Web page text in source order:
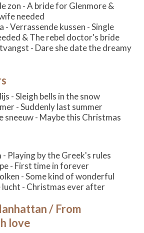
zon - A bride for Glenmore &
needed
- Verrassende kussen - Single
& The rebel doctor's bride
- Dare she date the dreamy
- Sleigh bells in the snow
- Suddenly last summer
sneeuw - Maybe this Christmas
- Playing by the Greek's rules
- First time in forever
- Some kind of wonderful
lucht - Christmas ever after
/ From
love